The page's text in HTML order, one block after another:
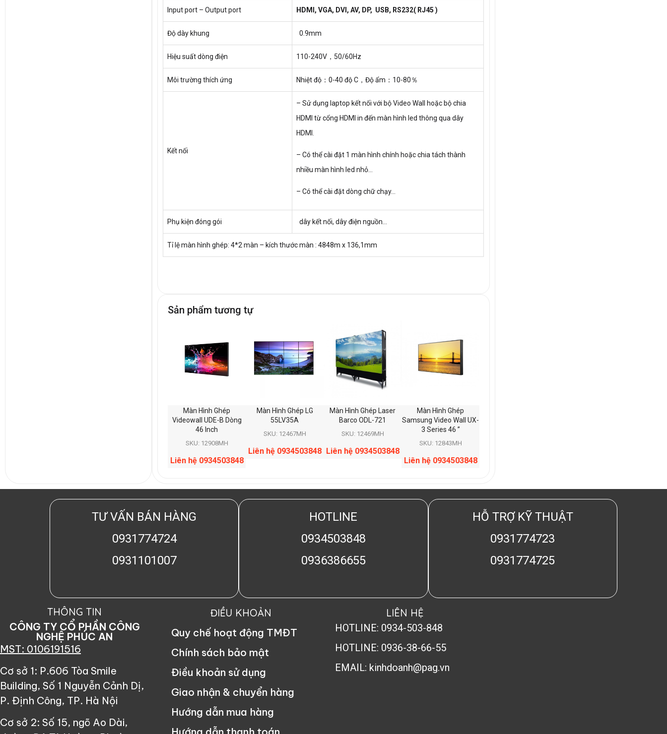
Input port – Output port HDMI, VGA, DVI, AV, DP, USB, RS232( RJ45 )
Độ dày khung 0.9mm
Hiệu suất dòng điện 110-240V，50/60Hz
Môi trường thích ứng Nhiệt độ：0-40­­ độ C，Độ ẩm：10-80％
Kết nối
– Sử dụng laptop kết nối với bộ Video Wall hoặc bộ chia
HDMI từ cổng HDMI in đến màn hình led thông qua dây
HDMI.
– Có thể cài đặt 1 màn hình chính hoặc chia tách thành
nhiều màn hình led nhỏ…
– Có thể cài đặt dòng chữ chạy…
Phụ kiện đóng gói dây kết nối, dây điện nguồn…
Tỉ lệ màn hình ghép: 4*2 màn – kích thước màn : 4848m x 136,1mm
Sản phẩm tương tự
Màn Hình Ghép
Videowall UDE-B Dòng
46 Inch
SKU: 12908MH
Liên hệ 0934503848
Màn Hình Ghép LG
55LV35A
SKU: 12467MH
Liên hệ 0934503848
Màn Hình Ghép Laser
Barco ODL-721
SKU: 12469MH
Liên hệ 0934503848
Màn Hình Ghép
Samsung Video Wall UX-
3 Series 46 ”
SKU: 12843MH
Liên hệ 0934503848
TƯ VẤN BÁN HÀNG
0931774724
0931101007
HOTLINE
0934503848
0936386655
HỖ TRỢ KỸ THUẬT
0931774723
0931774725
THÔNG TIN
CÔNG TY CỔ PHẦN CÔNG
NGHỆ PHÚC AN
MST: 0106191516
Cơ sở 1: P.606 Tòa Smile
Building, Số 1 Nguyễn Cảnh Dị,
P. Định Công, TP. Hà Nội
Cơ sở 2: Số 15, ngõ Ao Dài,
ĐIỀU KHOẢN
Quy chế hoạt động TMĐT
Chính sách bảo mật
Điều khoản sử dụng
Giao nhận & chuyển hàng
Hướng dẫn mua hàng
LIÊN HỆ
HOTLINE: 0934-503-848
HOTLINE: 0936-38-66-55
EMAIL: kinhdoanh@pag.vn